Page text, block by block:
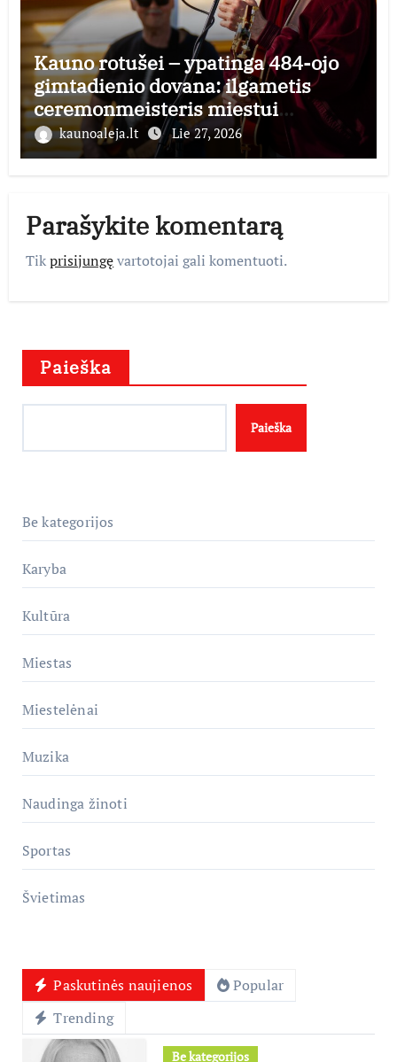
Kauno rotušei – ypatinga 484-ojo
gimtadienio dovana: ilgametis
ceremonmeisteris miestui
perduoda dešimtmečius kauptą
istorijos kolekciją
kaunoaleja.lt Lie 27, 2026
Parašykite komentarą
Tikprisijungęvartotojai gali komentuoti.
Paieška
Paieška
Be kategorijos
Karyba
Kultūra
Miestas
Miestelėnai
Muzika
Naudinga žinoti
Sportas
Švietimas
Paskutinės naujienos
Popular
Trending
Be kategorijos